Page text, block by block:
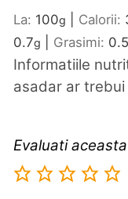
La: 100g Calorii:
0.7g Grasimi: 0.5
Informatiile nutritionale sunt calculate automat,
asadar ar
Evaluati